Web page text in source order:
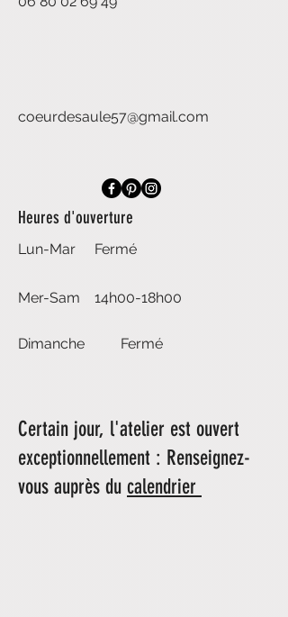
coeurdesaule57@gmail.com
Heures d'ouverture
Lun-Mar Fermé
Mer-Sam 14h00-18h00
Dimanche Fermé
Certain jour, l'atelier est ouvert
exceptionnellement : Renseignez-
vous auprès du calendrier